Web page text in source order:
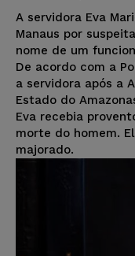
A servidora Eva
Manaus por
nome de um
De acordo com a
a servidora após a
Estado do
Eva recebia
morte do homem.
majorado.